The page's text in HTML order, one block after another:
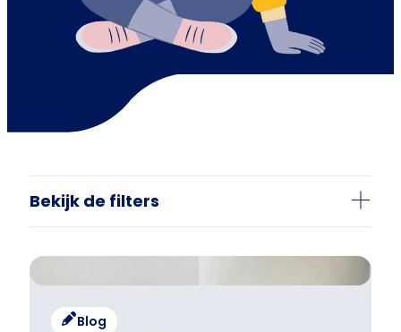
Bekijk de filters
Blog